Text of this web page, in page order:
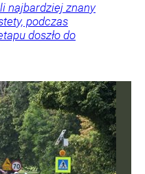
najbardziej znany
podczas
doszło do